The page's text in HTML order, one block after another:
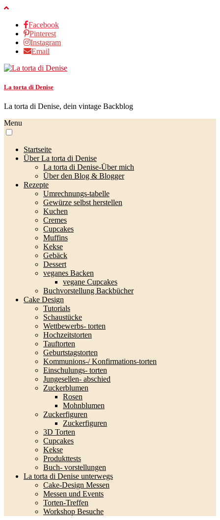
Facebook
Pinterest
Instagram
Email
La torta di Denise
La torta di Denise, dein vintage Backblog
Menu
Startseite
Über La torta di Denise
La torta di Denise-Über mich
Über den Blog & Blogger
Rezepte
Umrechnungs-tabelle
Gewürze selbst herstellen
Kuchen
Cremes
Cupcakes
Muffins
Kekse
Gebäck
Dessert
veganes Backen
vegane Cupcakes
Buchvorstellung Backbücher
Cake Design
Tutorials
Schaustücke
Wettbewerbs- torten
Hochzeitstorten
Tauftorten
Geburtstagstorten
Kommunions-/ Konfirmations-torten
Einschulungs- torten
Jungesellen- abschied
Zuckerblumen
Rosen
Mohnblumen
Zuckerfiguren
Zuckerfiguren
3D Torten
Cupcakes
Kekse
Produkttests
Buch- vorstellungen
La torta di Denise unterwegs
Cake-Design Messen
Messen und Events
Torten-Treffen
Workshop Besuche